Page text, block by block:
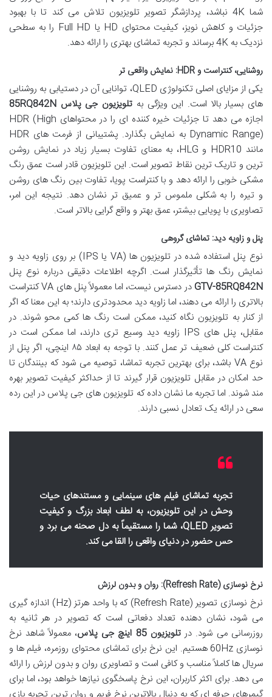
شما 4K نباشد، پردازشگر تصویر تلویزیون تلاش می کند تا با بهبود
جزئیات و کاهش نویز، کیفیت محتوای HD یا Full HD را به سطحی
نزدیک به 4K برساند و تجربه تماشای بهتری را ارائه دهد.
روشنایی، کنتراست و HDR: نمایش واقعی تر
یکی از مزایای اصلی تکنولوژی QLED، توانایی آن در دستیابی به روشنایی
های بسیار بالا است. این ویژگی به تلویزیون جی پلاس 85RQ842N
اجازه می دهد تا جزئیات خیره کننده ای را در محتواهای HDR (High
Dynamic Range) به نمایش بگذارد. پشتیبانی از فرمت های HDR
مانند HDR10 و HLG، به معنای تفاوت بسیار زیاد در نمایش روشن
ترین و تاریک ترین نقاط تصویر است. این تلویزیون قادر است عمق رنگ
مشکی خوبی را ارائه دهد و با کنتراست پویا، تفاوت بین رنگ های روشن
و تیره را به شکلی ملموس تر و عمیق تر نشان دهد. نتیجه این امر،
تصاویری با پویایی بیشتر، عمق بهتر و واقع گرایی بالاتر است.
پنل و زاویه دید: تماشای گروهی
نوع پنل استفاده شده در تلویزیون ها (VA یا IPS) بر روی زاویه دید و
نمایش رنگ ها تأثیرگذار است. اگرچه اطلاعات دقیقی درباره نوع پنل
GTV-85RQ842N
در دسترس نیست، اما معمولاً پنل های VA کنتراست
بالاتری را ارائه می دهند، اما زاویه دید محدودتری دارند؛ به این معنا که اگر
از کنار به تلویزیون نگاه کنید، ممکن است رنگ ها کمی محو شوند. در
مقابل، پنل های IPS زاویه دید وسیع تری دارند، اما ممکن است در
کنتراست کلی ضعیف تر عمل کنند. با توجه به ابعاد ۸۵ اینچی، اگر پنل از
نوع VA باشد، برای بهترین تجربه تماشا، توصیه می شود که بینندگان تا
حد امکان در مقابل تلویزیون قرار گیرند تا از حداکثر کیفیت تصویر بهره
مند شوند. اما تجربه ما نشان داده که تلویزیون های جی پلاس در این رده
سعی در ارائه یک تعادل نسبی دارند.
تجربه تماشای فیلم های سینمایی و مستندهای حیات
وحش در این تلویزیون، به لطف ابعاد بزرگ و کیفیت
تصویر QLED، شما را مستقیماً به دل صحنه می برد و
حس حضور در دنیای واقعی را القا می کند.
نرخ نوسازی (Refresh Rate): روان و بدون لرزش
نرخ نوسازی تصویر (Refresh Rate) که با واحد هرتز (Hz) اندازه گیری
می شود، نشان دهنده تعداد دفعاتی است که تصویر در هر ثانیه به
روزرسانی می شود. درتلویزیون 85 اینچ جی پلاس
، معمولاً شاهد نرخ
نوسازی 60Hz هستیم. این نرخ برای تماشای محتوای روزمره، فیلم ها و
سریال ها کاملاً مناسب و کافی است و تصاویری روان و بدون لرزش را ارائه
می دهد. برای اکثر کاربران، این نرخ پاسخگوی نیازها خواهد بود، اما برای